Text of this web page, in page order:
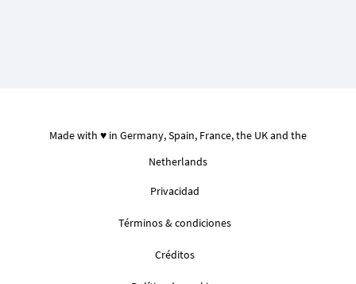
Made with ♥ in Germany, Spain, France, the UK and the
Netherlands
Privacidad
Términos & condiciones
Créditos